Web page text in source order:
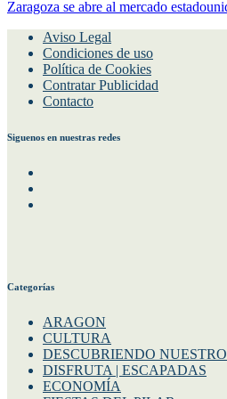
Zaragoza se abre al mercado
Aviso Legal
Condiciones de uso
Política de Cookies
Contratar Publicidad
Contacto
Siguenos en nuestras redes
Categorías
ARAGON
CULTURA
DESCUBRIENDO
DISFRUTA | ESCAPADAS
ECONOMÍA